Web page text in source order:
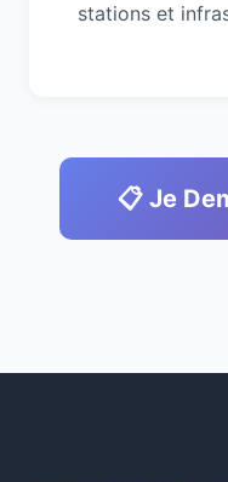
stations et
📋 Je